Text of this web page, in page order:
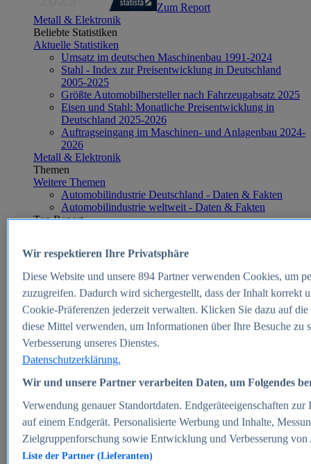
Zum Report
Metall & Elektronik
Beliebte Statistiken
Aktuelle Statistiken
Umsatz im deutschen Maschinenbau 1991-2024
Stahl - Index zur Preisentwicklung in Deutschland
2005-2025
Größte Automobilhersteller nach Fahrzeugabsatz 2025
Eisen und Stahl: Monatliche Preisentwicklung in
Deutschland 2025-2026
Auftragseingang im Maschinen- und Anlagenbau 2024-
2026
Metall & Elektronik
Themen
Weitere Themen
Automobilindustrie Deutschland - Daten & Fakten
Automobilindustrie weltweit - Daten & Fakten
Top Report
Zum Report
E-commerce
Beliebte Statistiken
Aktuelle Statistiken
E-Commerce - Entwicklung des Umsatzes in
Deutschland 1999-2025
Umsatz von Amazon in Deutschland und weltweit
2010-2025
B2C-E-Commerce: Top-50 Online Shops in
Deutschland 2024
Marktanteile von Online-Zahlungsverfahren in
Deutschland 2024
Umsatzstarke Warengruppen im Online-Handel in
Deutschland 2023-2025
Wir respektieren Ihre Privatsphäre
Diese Website und unsere 894Partner verwenden Cookies, um
zuzugreifen. Dadurch wird sichergestellt, dass der Inhalt korrekt
Cookie-Präferenzen jederzeit verwalten. Klicken Sie dazu auf
diese Mittel verwenden, um Informationen über Ihre Besuche
Verbesserung unseres Dienstes.
Datenschutzerklärung.
Wir und unsere Partner verarbeiten Daten, um Folgendes
Verwendung genauer Standortdaten. Endgeräteeigenschaften
auf einem Endgerät. Personalisierte Werbung und Inhalte,
Zielgruppenforschung sowie Entwicklung und Verbesserung von
Liste der Partner (Lieferanten)